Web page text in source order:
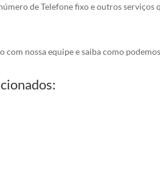
de Telefone fixo e outros serviços
com nossa equipe e saiba como